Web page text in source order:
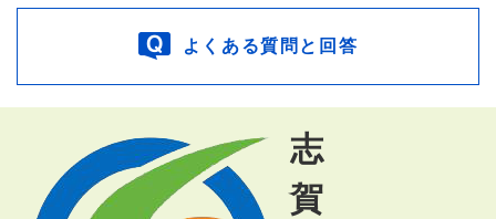
よくある質問と回答
志
賀